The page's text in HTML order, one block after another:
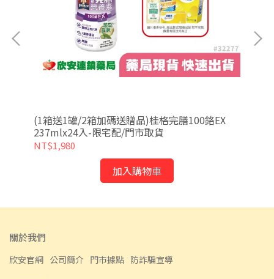
(1箱送1罐/2箱加碼送贈品)桂格完膳100鉻EX
237mlx24入-限宅配/門市取貨
NT$1,980
加入購物車
關於我們
欣安官網 公司簡介 門市據點 防詐騙宣導